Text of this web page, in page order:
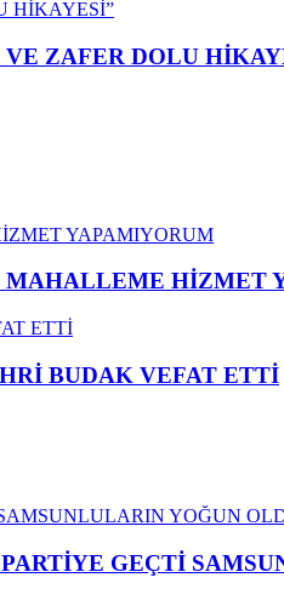
ZAFER DOLU
MAHALLEME HİZMET
BUDAK VEFAT ETTİ
GEÇTİ